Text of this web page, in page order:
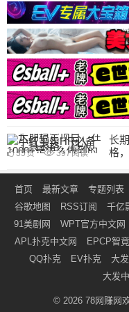
长
格
35赞 397阅读
首页 最新文章 专题列表
谷歌地图
RSS订阅 千亿
91美剧网
WPT官方中文网
APL扑克中文网
EPCP智
QQ扑克
EV扑克 大
大发
© 2026 78网赚网